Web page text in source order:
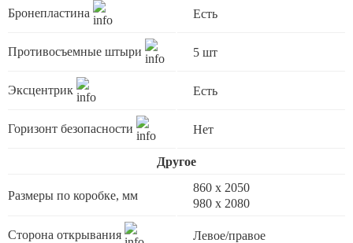
Бронепластина Есть
Противосъемные штыри 5 шт
Эксцентрик Есть
Горизонт безопасности Нет
Другое
Размеры по коробке, мм
860 х 2050
980 x 2080
Сторона открывания Левое/правое